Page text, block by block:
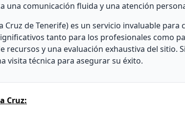
comunicación fluida y una atención
Cruz de Tenerife) es un servicio invaluable para
tanto para los profesionales como
y una evaluación exhaustiva del sitio.
visita técnica para asegurar su éxito.
Cruz: